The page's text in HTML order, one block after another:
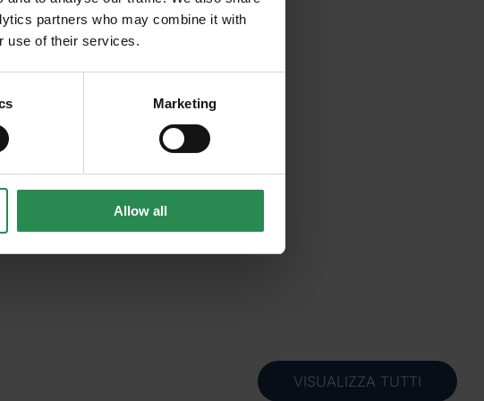
partners who may combine it with
use of their services.
Marketing
Allow all
conformità riscontrate.
VISUALIZZA TUTTI